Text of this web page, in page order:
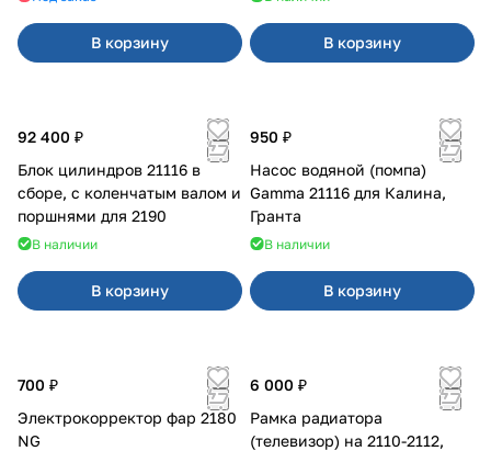
В корзину В корзину
92 400 ₽
Блок цилиндров 21116 в
сборе, с коленчатым валом и
поршнями для 2190
В наличии
В корзину
950 ₽
Насос водяной (помпа)
Gamma 21116 для Калина,
Гранта
В наличии
В корзину
700 ₽
Электрокорректор фар 2180
NG
6 000 ₽
Рамка радиатора
(телевизор) на 2110-2112,